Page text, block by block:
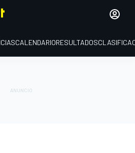
CALENDARIORESULTADOS